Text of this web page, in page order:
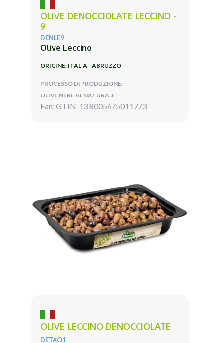
OLIVE DENOCCIOLATE LECCINO -
9
DENLE9
Olive Leccino
ORIGINE: ITALIA - ABRUZZO
PROCESSO DI PRODUZIONE:
OLIVE NERE AL NATURALE
Ean: GTIN-13 8005675011773
OLIVE LECCINO DENOCCIOLATE
DETAO1